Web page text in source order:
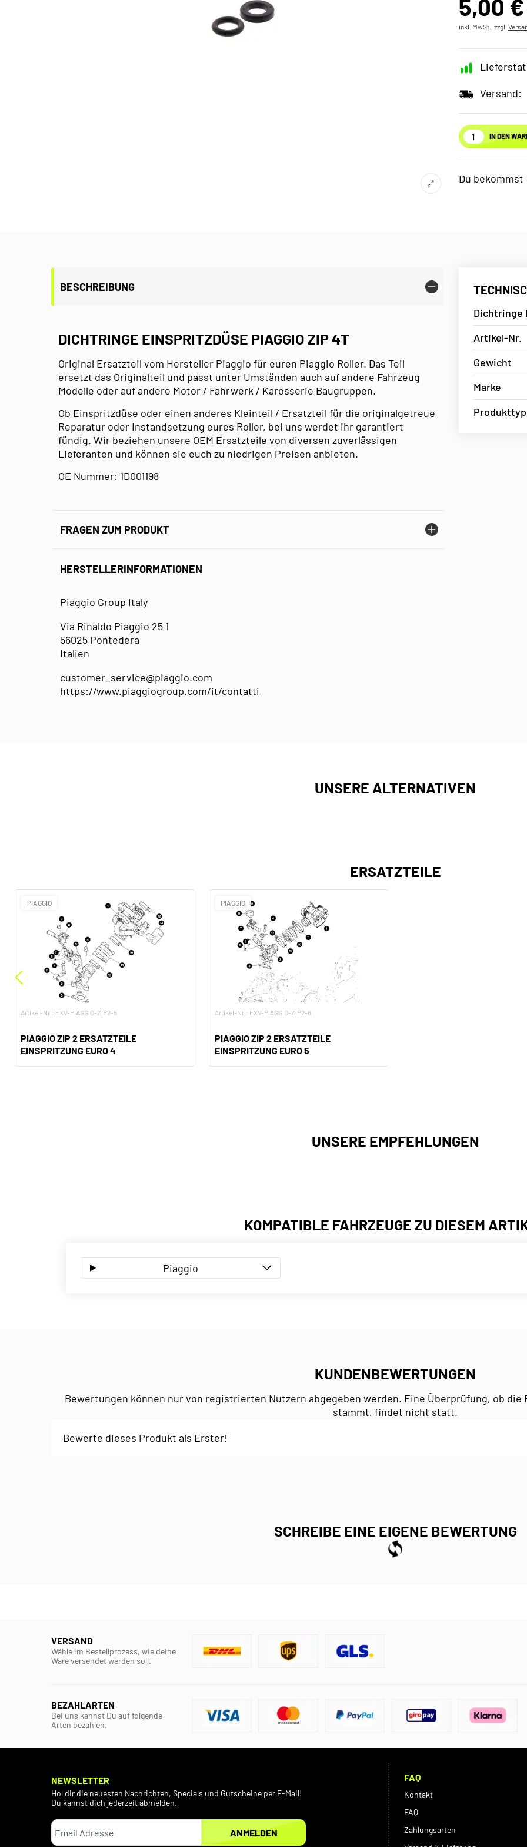
5,00 €
inkl. MwSt., zzgl.
Versand:
IN DEN
Du bekommst
BESCHREIBUNG
DICHTRINGE EINSPRITZDÜSE PIAGGIO ZIP 4T
Original Ersatzteil vom Hersteller Piaggio für euren Piaggio Roller. Das Teil
ersetzt das Originalteil und passt unter Umständen auch auf andere Fahrzeug
Modelle oder auf andere Motor / Fahrwerk / Karosserie Baugruppen.
Ob Einspritzdüse oder einen anderes Kleinteil / Ersatzteil für die originalgetreue
Reparatur oder Instandsetzung eures Roller, bei uns werdet ihr garantiert
fündig. Wir beziehen unsere OEM Ersatzteile von diversen zuverlässigen
Lieferanten und können sie euch zu niedrigen Preisen anbieten.
OE Nummer: 1D001198
FRAGEN ZUM PRODUKT
HERSTELLERINFORMATIONEN
Piaggio Group Italy
Via Rinaldo Piaggio 25 1
56025 Pontedera
Italien
customer_service@piaggio.com
https://www.piaggiogroup.com/it/contatti
Dichtringe
Artikel-Nr.
Gewicht
Marke
Produkttyp
UNSERE ALTERNATIVEN
ERSATZTEILE
PIAGGIO
Artikel-Nr.: EXV-PIAGGIO-ZIP2-5
PIAGGIO ZIP 2 ERSATZTEILE
EINSPRITZUNG EURO 4
PIAGGIO
Artikel-Nr.: EXV-PIAGGIO-ZIP2-6
PIAGGIO ZIP 2 ERSATZTEILE
EINSPRITZUNG EURO 5
UNSERE EMPFEHLUNGEN
KOMPATIBLE FAHRZEUGE ZU DIESEM
Piaggio
KUNDENBEWERTUNGEN
Bewertungen können nur von registrierten Nutzern abgegeben werden. Eine Überprüfung, ob
stammt, findet nicht statt.
Bewerte dieses Produkt als Erster!
SCHREIBE EINE EIGENE BEWERTUNG
VERSAND
Wähle im Bestellprozess, wie deine
Ware versendet werden soll.
BEZAHLARTEN
Bei uns kannst Du auf folgende
Arten bezahlen.
NEWSLETTER
Hol dir die neuesten Nachrichten, Specials und Gutscheine per E-Mail!
Du kannst dich jederzeit abmelden.
ANMELDEN
FAQ
Kontakt
FAQ
Zahlungsarten